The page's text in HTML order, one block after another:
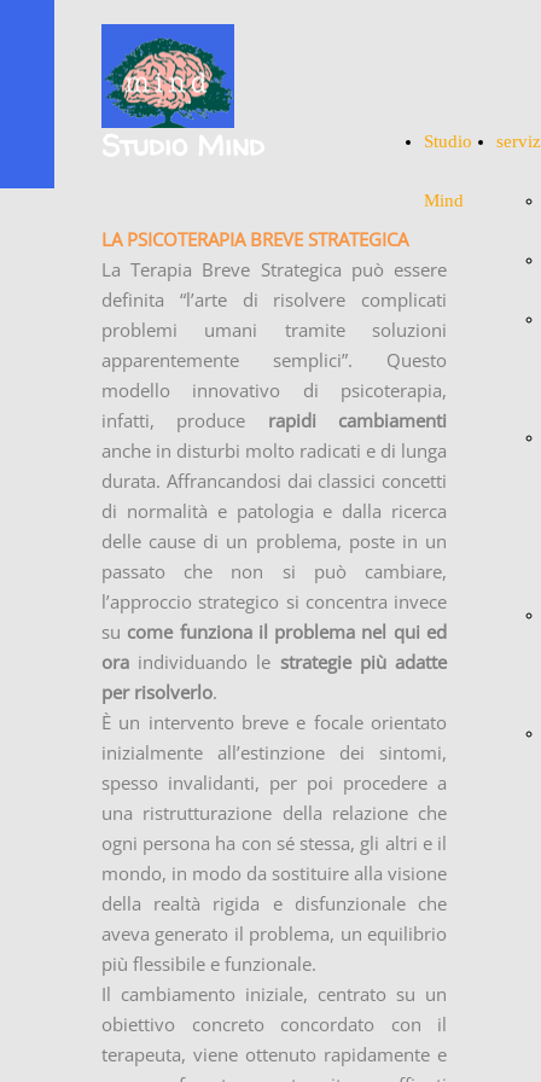
Studio
Mind
Studio Mind
LA PSICOTERAPIA BREVE STRATEGICA
La Terapia Breve Strategica può essere
definita “l’arte di risolvere complicati
problemi umani tramite soluzioni
apparentemente semplici”. Questo
modello innovativo di psicoterapia,
infatti, produce rapidi cambiamenti
anche in disturbi molto radicati e di lunga
durata. Affrancandosi dai classici concetti
di normalità e patologia e dalla ricerca
delle cause di un problema, poste in un
passato che non si può cambiare,
l’approccio strategico si concentra invece
su come funziona il problema nel qui ed
ora individuando le strategie più adatte
per risolverlo.
È un intervento breve e focale orientato
inizialmente all’estinzione dei sintomi,
spesso invalidanti, per poi procedere a
una ristrutturazione della relazione che
ogni persona ha con sé stessa, gli altri e il
mondo, in modo da sostituire alla visione
della realtà rigida e disfunzionale che
aveva generato il problema, un equilibrio
più flessibile e funzionale.
Il cambiamento iniziale, centrato su un
obiettivo concreto concordato con il
terapeuta, viene ottenuto rapidamente e